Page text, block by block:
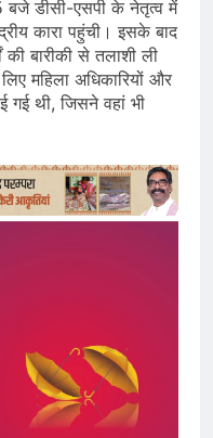
बजे डीसी-एसपी के नेतृत्व में
कारा पहुंची। इसके बाद
बारीकी से तलाशी ली
महिला अधिकारियों और
गई थी, जिसने वहां भी